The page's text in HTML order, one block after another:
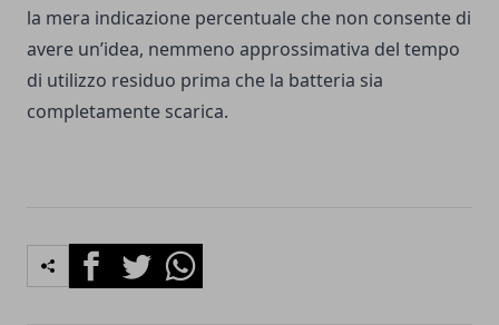
la mera indicazione percentuale che non consente di
avere un’idea, nemmeno approssimativa del tempo
di utilizzo residuo prima che la batteria sia
completamente scarica.
FacebookTwitterWhatsapp